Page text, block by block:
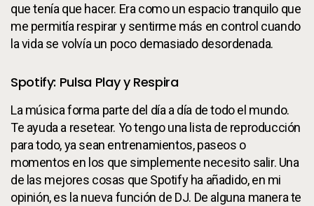
que tenía que hacer. Era como un espacio tranquilo que
me permitía respirar y sentirme más en control cuando
la vida se volvía un poco demasiado desordenada.
Spotify: Pulsa Play y Respira
La música forma parte del día a día de todo el mundo.
Te ayuda a resetear. Yo tengo una lista de reproducción
para todo, ya sean entrenamientos, paseos o
momentos en los que simplemente necesito salir. Una
de las mejores cosas que Spotify ha añadido, en mi
opinión, es la nueva función de DJ. De alguna manera te